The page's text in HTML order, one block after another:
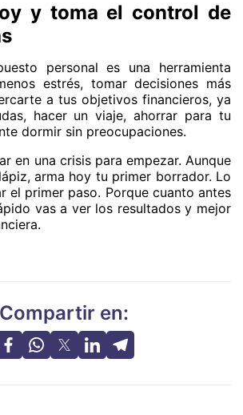
y toma el control de
personal es una herramienta
estrés, tomar decisiones más
a tus objetivos financieros, ya
hacer un viaje, ahorrar para tu
dormir sin preocupaciones.
en una crisis para empezar. Aunque
arma hoy tu primer borrador. Lo
el primer paso. Porque cuanto antes
vas a ver los resultados y mejor
Compartir en: